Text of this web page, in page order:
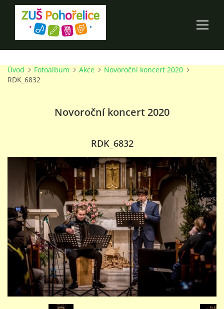
ÚVOD
O ŠKOLE
PRO RODIČE
TALENTOVÉ ZKOUŠKY
STUDIJNÍ OBORY
GALERIE
Úvod Fotoalbum Akce
Novoroční koncert 2020
RDK_6832
Novoroční koncert 2020
RDK_6832